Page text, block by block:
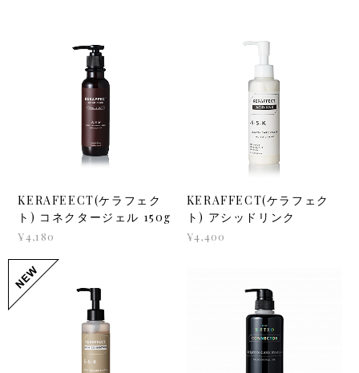
KERAFEECT(ケラフェク
ト) コネクタージェル 150g
¥4,180
KERAFFECT(ケラフェク
ト) アシッドリンク
¥4,400